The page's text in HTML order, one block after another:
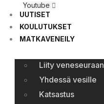
Youtube
UUTISET
KOULUTUKSET
MATKAVENEILY
Liity veneseuraan
Yhdessä vesille
Katsastus